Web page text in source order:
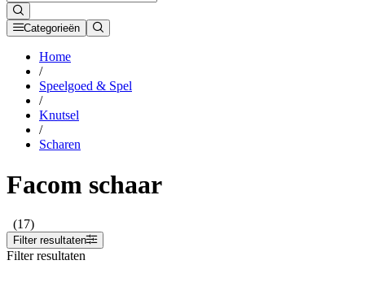
Categorieën
Home
/
Speelgoed & Spel
/
Knutsel
/
Scharen
Facom schaar
(17)
Filter resultaten
Filter resultaten